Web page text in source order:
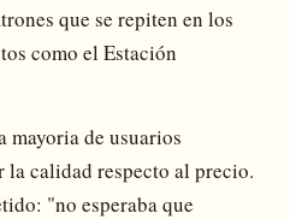
que se repiten en los
como el Estación
mayoria de usuarios
la calidad respecto al precio.
"no esperaba que